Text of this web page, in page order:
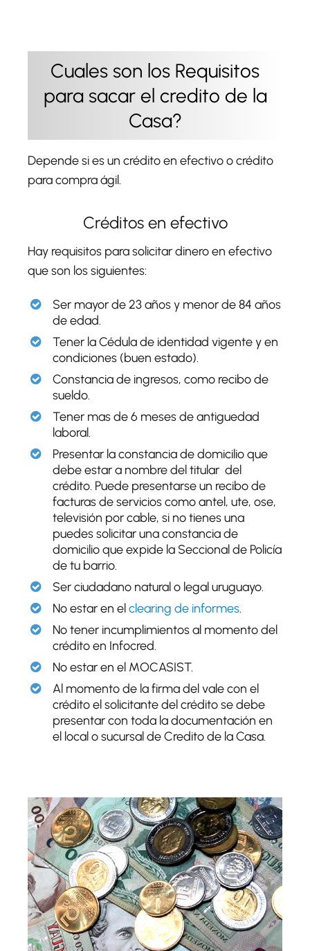
Cuales son los Requisitos
para sacar el credito de la
Casa?
Depende si es un crédito en efectivo o crédito
para compra ágil.
Créditos en efectivo
Hay requisitos para solicitar dinero en efectivo
que son los siguientes:
Ser mayor de 23 años y menor de 84 años
de edad.
Tener la Cédula de identidad vigente y en
condiciones (buen estado).
Constancia de ingresos, como recibo de
sueldo.
Tener mas de 6 meses de antiguedad
laboral.
Presentar la constancia de domicilio que
debe estar a nombre del titular del
crédito. Puede presentarse un recibo de
facturas de servicios como antel, ute, ose,
televisión por cable, si no tienes una
puedes solicitar una constancia de
domicilio que expide la Seccional de Policía
de tu barrio.
Ser ciudadano natural o legal uruguayo.
No estar en elclearing de informes.
No tener incumplimientos al momento del
crédito en Infocred.
No estar en el MOCASIST.
Al momento de la firma del vale con el
crédito el solicitante del crédito se debe
presentar con toda la documentación en
el local o sucursal de Credito de la Casa.